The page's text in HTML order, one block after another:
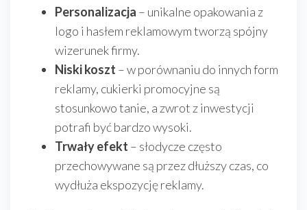
Personalizacja – unikalne opakowania z
logo i hasłem reklamowym tworzą spójny
wizerunek firmy.
Niski koszt – w porównaniu do innych form
reklamy, cukierki promocyjne są
stosunkowo tanie, a zwrot z inwestycji
potrafi być bardzo wysoki.
Trwały efekt – słodycze często
przechowywane są przez dłuższy czas, co
wydłuża ekspozycję reklamy.